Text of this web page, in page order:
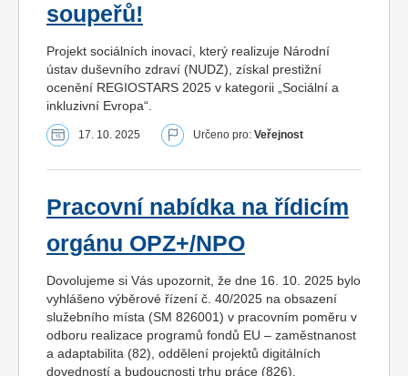
soupeřů!
Projekt sociálních inovací, který realizuje Národní
ústav duševního zdraví (NUDZ), získal prestižní
ocenění REGIOSTARS 2025 v kategorii „Sociální a
inkluzivní Evropa“.
17. 10. 2025 Určeno pro: Veřejnost
Pracovní nabídka na řídicím
orgánu OPZ+/NPO
Dovolujeme si Vás upozornit, že dne 16. 10. 2025 bylo
vyhlášeno výběrové řízení č. 40/2025 na obsazení
služebního místa (SM 826001) v pracovním poměru v
odboru realizace programů fondů EU – zaměstnanost
a adaptabilita (82), oddělení projektů digitálních
dovedností a budoucnosti trhu práce (826).